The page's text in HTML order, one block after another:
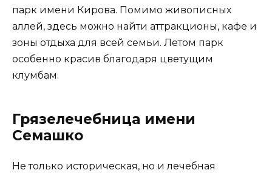
парк имени Кирова. Помимо живописных
аллей, здесь можно найти аттракционы, кафе и
зоны отдыха для всей семьи. Летом парк
особенно красив благодаря цветущим
клумбам.
Грязелечебница имени
Семашко
Не только историческая, но и лечебная